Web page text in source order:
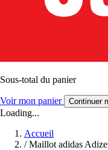
Sous-total du panier
Voir mon panier Continuer
Loading...
Accueil
/ Maillot adidas